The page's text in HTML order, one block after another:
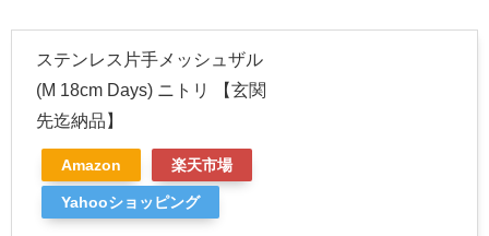
ステンレス片手メッシュザル
(M 18cm Days) ニトリ 【玄関
先迄納品】
Amazon 楽天市場
Yahooショッピング